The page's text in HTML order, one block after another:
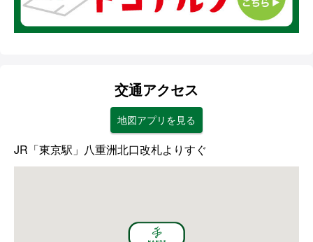
交通アクセス
地図アプリを見る
JR「東京駅」八重洲北口改札よりすぐ